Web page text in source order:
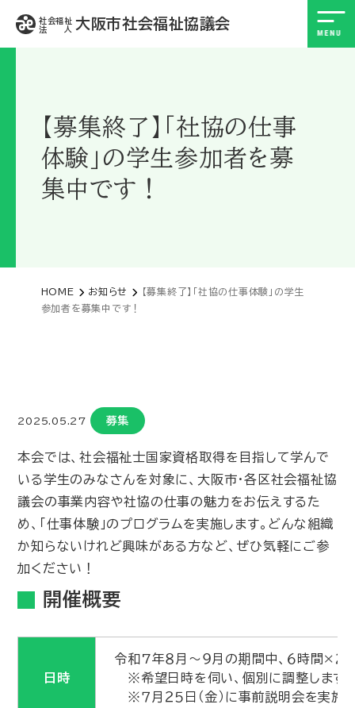
社会福祉
法 人
大阪市社会福祉協議会
【募集終了】「社協の仕事
体験」の学生参加者を募
集中です！
HOME お知らせ
【募集終了】「社協の仕事体験」の学生
参加者を募集中です！
2025.05.27 募集
本会では、社会福祉士国家資格取得を目指して学んで
いる学生のみなさんを対象に、大阪市・各区社会福祉協
議会の事業内容や社協の仕事の魅力をお伝えするた
め、「仕事体験」のプログラムを実施します。どんな組織
か知らないけれど興味がある方など、ぜひ気軽にご参
加ください！
開催概要
日時
令和7年８月～９月の期間中、６時間×２
※希望日時を伺い、個別に調整します。
※７月２５日（金）に事前説明会を実施